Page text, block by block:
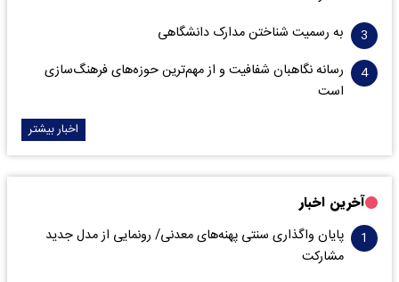
به رسمیت شناختن مدارک دانشگاهی
رسانه نگاهبان شفافیت و از مهم‌ترین حوزه‌های فرهنگ‌سازی
است
اخبار بیشتر
آخرین اخبار
پایان واگذاری‌ سنتی پهنه‌های معدنی/ رونمایی از مدل جدید
مشارکت